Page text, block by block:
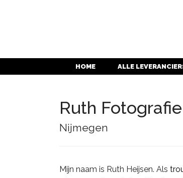
HOME ALLE
Ruth Fotografie
Nijmegen
Mijn naam is Ruth Heijsen. Als